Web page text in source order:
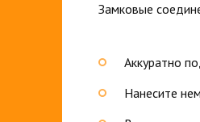
Замковые
Аккуратно
Нанесите